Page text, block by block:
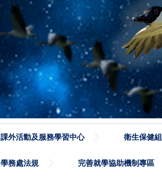
課外活動及服務學習中心 衛生保健組
學務處法規 完善就學協助機制專區